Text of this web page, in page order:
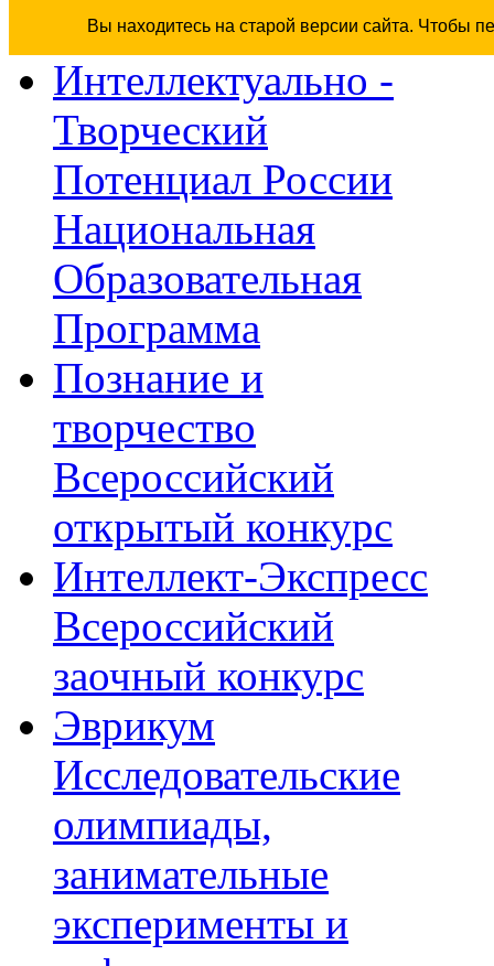
Вы находитесь на старой версии сайта. Чтобы
Интеллектуально -
Творческий
Потенциал России
Национальная
Образовательная
Программа
Познание и
творчество
Всероссийский
открытый конкурс
Интеллект-Экспресс
Всероссийский
заочный конкурс
Эврикум
Исследовательские
олимпиады,
занимательные
эксперименты и